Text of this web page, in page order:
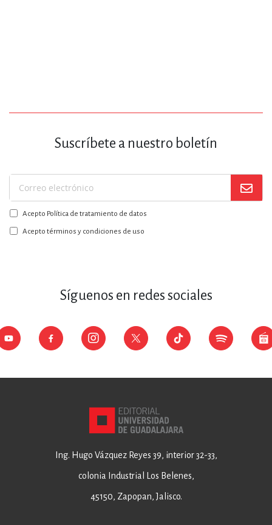
Suscríbete a nuestro boletín
Suscríbase
a
nuestro
boletín:
Acepto Política de tratamiento de datos
Acepto términos y condiciones de uso
Síguenos en redes sociales
Ing. Hugo Vázquez Reyes 39, interior 32-33,
colonia Industrial Los Belenes,
45150, Zapopan, Jalisco.